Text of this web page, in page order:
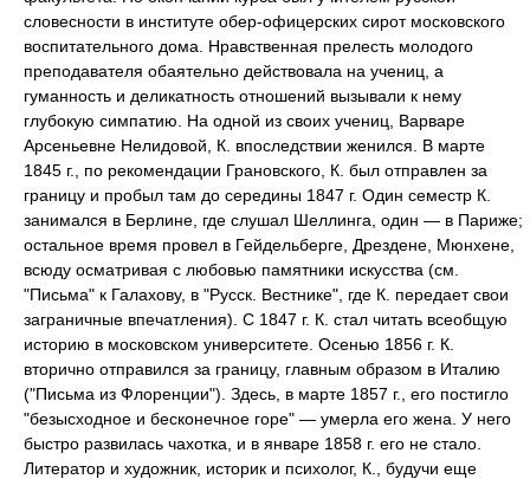
словесности в институте обер-офицерских сирот московского
воспитательного дома. Нравственная прелесть молодого
преподавателя обаятельно действовала на учениц, а
гуманность и деликатность отношений вызывали к нему
глубокую симпатию. На одной из своих учениц, Варваре
Арсеньевне Нелидовой, К. впоследствии женился. В марте
1845 г., по рекомендации Грановского, К. был отправлен за
границу и пробыл там до середины 1847 г. Один семестр К.
занимался в Берлине, где слушал Шеллинга, один — в Париже;
остальное время провел в Гейдельберге, Дрездене, Мюнхене,
всюду осматривая с любовью памятники искусства (см.
"Письма" к Галахову, в "Русск. Вестнике", где К. передает свои
заграничные впечатления). С 1847 г. К. стал читать всеобщую
историю в московском университете. Осенью 1856 г. К.
вторично отправился за границу, главным образом в Италию
("Письма из Флоренции"). Здесь, в марте 1857 г., его постигло
"безысходное и бесконечное горе" — умерла его жена. У него
быстро развилась чахотка, и в январе 1858 г. его не стало.
Литератор и художник, историк и психолог, К., будучи еще